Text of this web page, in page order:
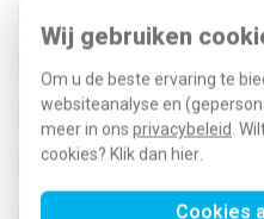
Wij gebruiken
Om u de beste ervaring te
websiteanalyse en
meer in ons privacybeleid .
cookies? Klik dan hier
Cookies
Stuurspanning 2
Stuurspanningstype 2
Frequentie stuurspanning 1
Frequentie stuurspanning 2
Spanningstype voedingsspanning
Voedingsspanning
1e Tijdbereik eenheid